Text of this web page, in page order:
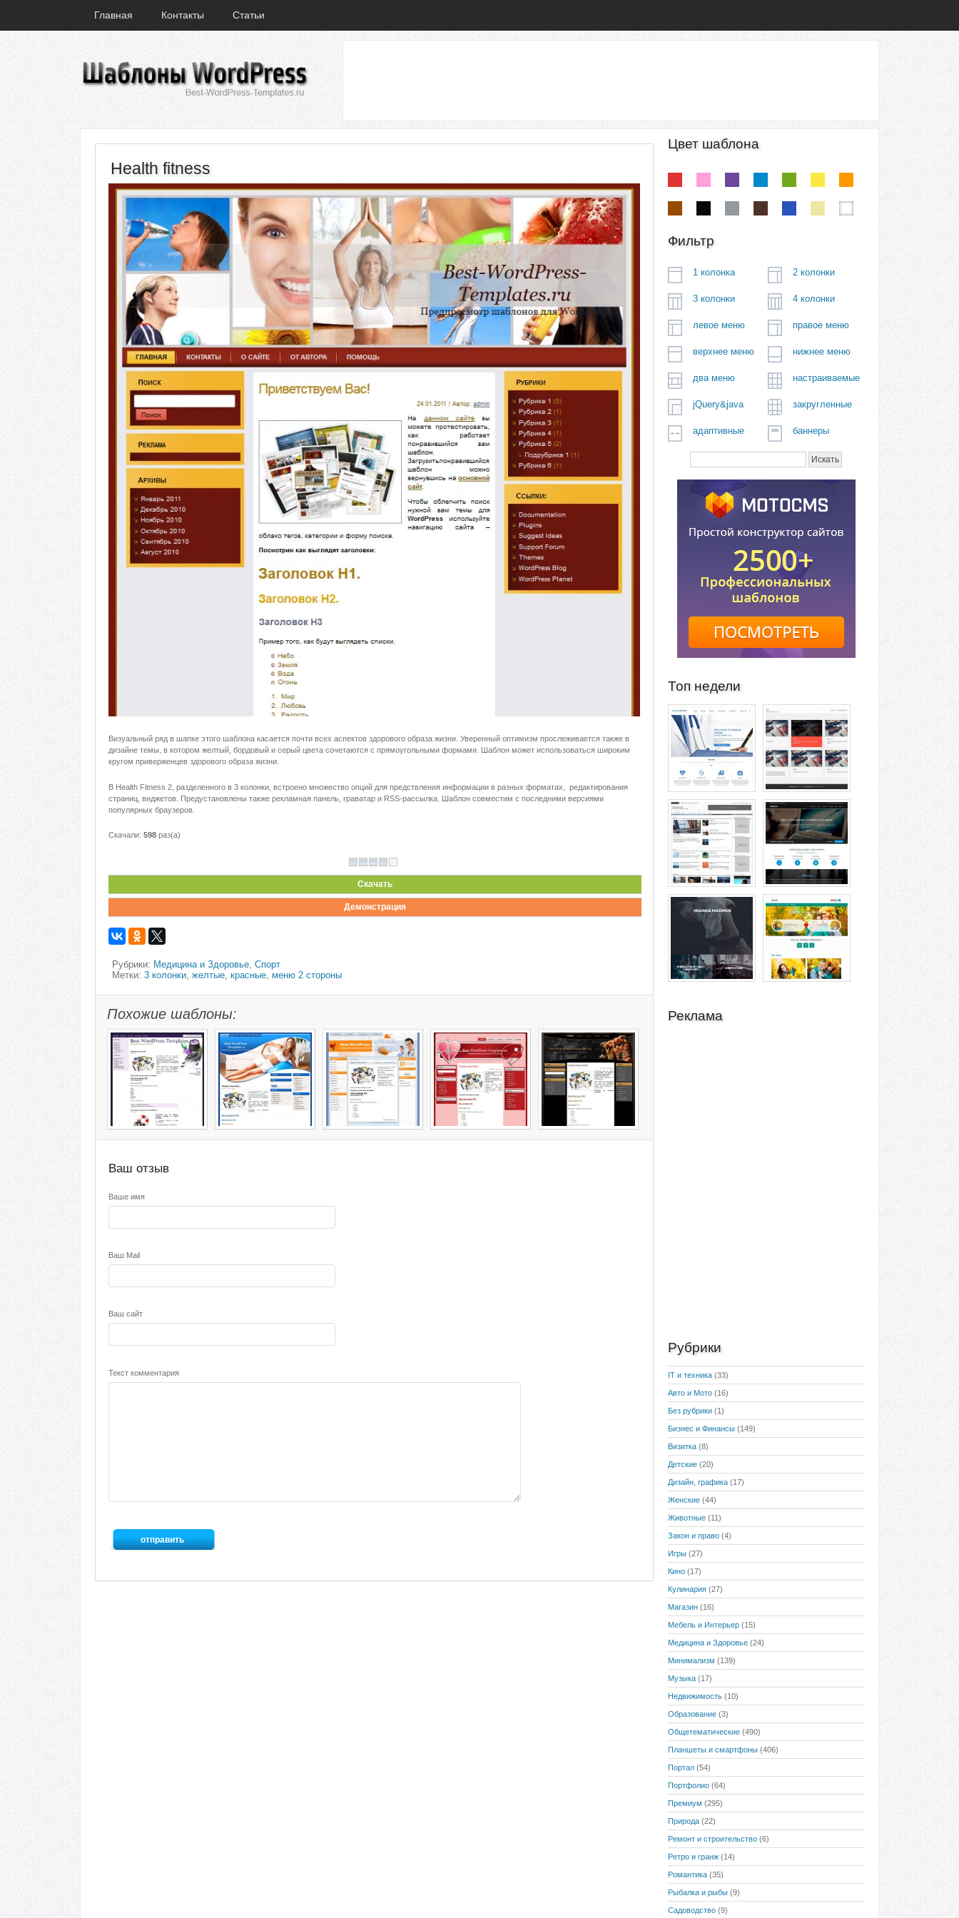
Главная Контакты Статьи
Health fitness
Визуальный ряд в шапке этого шаблона касается почти всех аспектов здорового образа жизни. Уверенный оптимизм прослеживается также в
дизайне темы, в котором желтый, бордовый и серый цвета сочетаются с прямоугольными формами. Шаблон может использоваться широким
кругом приверженцев здорового образа жизни.
В Health Fitness 2, разделенного в 3 колонки, встроено множество опций для предствления информации в разных форматах, редактирования
страниц, виджетов. Предустановлены также рекламная панель, граватар и RSS-рассылка. Шаблон совместим с последними версиями
популярных браузеров.
Скачали: 598 раз(а)
Скачать
Демонстрация
Рубрики: Медицина и Здоровье Спорт
Метки: 3 колонки желтые красные меню 2 стороны
Похожие шаблоны:
Ваш отзыв
Ваше имя
Ваш Mail
Ваш сайт
Текст комментария
Цвет шаблона
Фильтр
1 колонка 2 колонки
3 колонки 4 колонки
левое меню правое меню
верхнее меню нижнее меню
два меню настраиваемые
jQuery&java закругленные
адаптивные баннеры
Топ недели
Реклама
Рубрики
IT и техника (33)
Авто и Мото (16)
Без рубрики (1)
Бизнес и Финансы (149)
Визитка (8)
Детские (20)
Дизайн, графика (17)
Женские (44)
Животные (11)
Закон и право (4)
Игры (27)
Кино (17)
Кулинария (27)
Магазин (16)
Мебель и Интерьер (15)
Медицина и Здоровье (24)
Минимализм (139)
Музыка (17)
Недвижимость (10)
Образование (3)
Общетематические (490)
Планшеты и смартфоны (406)
Портал (54)
Портфолио (64)
Премиум (295)
Природа (22)
Ремонт и строительство (6)
Ретро и гранж (14)
Романтика (35)
Рыбалка и рыбы (9)
Садоводство (9)